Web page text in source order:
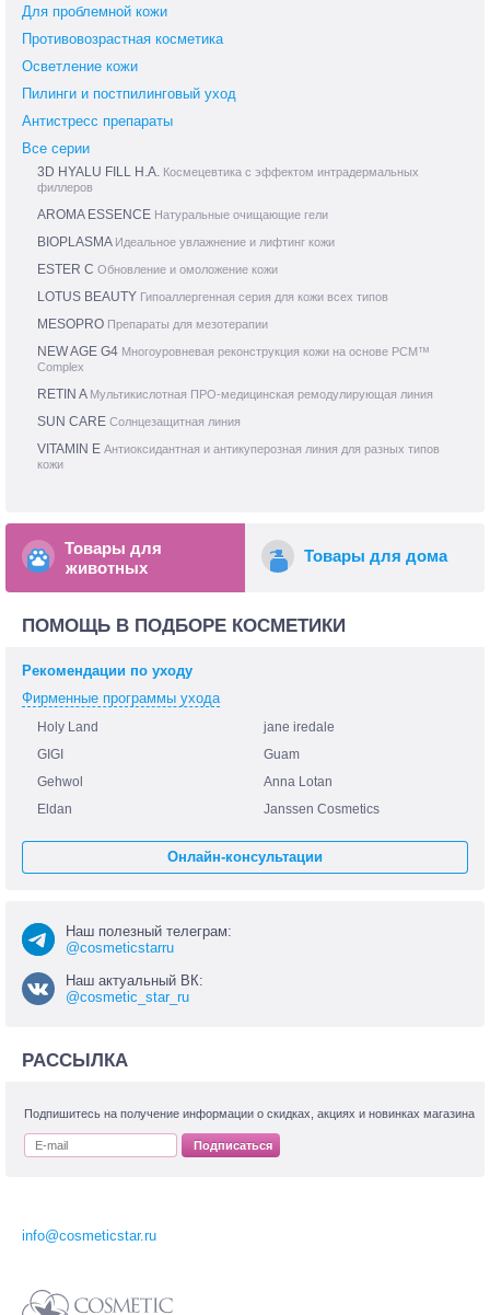
Для проблемной кожи
Противовозрастная косметика
Осветление кожи
Пилинги и постпилинговый уход
Антистресс препараты
Все серии
3D HYALU FILL H.A. Космецевтика с эффектом интрадермальных
филлеров
AROMA ESSENCE Натуральные очищающие гели
BIOPLASMA Идеальное увлажнение и лифтинг кожи
ESTER C Обновление и омоложение кожи
LOTUS BEAUTY Гипоаллергенная серия для кожи всех типов
MESOPRO Препараты для мезотерапии
NEW AGE G4 Многоуровневая реконструкция кожи на основе PCM™
Complex
RETIN A Мультикислотная ПРО-медицинская ремодулирующая линия
SUN CARE Солнцезащитная линия
VITAMIN E Антиоксидантная и антикуперозная линия для разных типов
кожи
Товары для
животных
Товары для дома
ПОМОЩЬ В ПОДБОРЕ КОСМЕТИКИ
Рекомендации по уходу
Фирменные программы ухода
Holy Land
jane iredale
GIGI
Guam
Gehwol
Anna Lotan
Eldan
Janssen Cosmetics
Онлайн-консультации
Наш полезный телеграм:
@cosmeticstarru
Наш актуальный ВК:
@cosmetic_star_ru
РАССЫЛКА
Подпишитесь на получение информации о скидках, акциях и новинках магазина
Подписаться
info@cosmeticstar.ru